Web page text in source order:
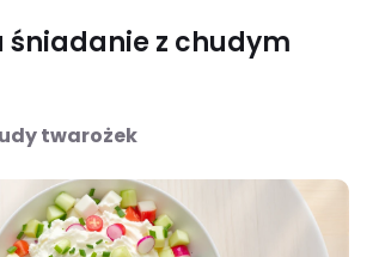
śniadanie z chudym
twarożek